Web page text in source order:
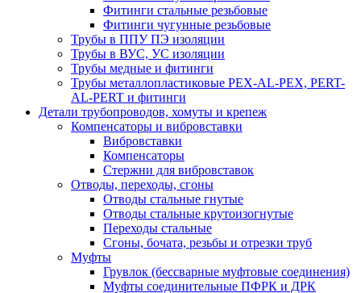
Фитинги стальные резьбовые
Фитинги чугунные резьбовые
Трубы в ППУ ПЭ изоляции
Трубы в ВУС, УС изоляции
Трубы медные и фитинги
Трубы металлопластиковые PEX-AL-PEX, PERT-
AL-PERT и фитинги
Детали трубопроводов, хомуты и крепеж
Компенсаторы и вибровставки
Вибровставки
Компенсаторы
Стержни для вибровставок
Отводы, переходы, сгоны
Отводы стальные гнутые
Отводы стальные крутоизогнутые
Переходы стальные
Сгоны, бочата, резьбы и отрезки труб
Муфты
Грувлок (бессварные муфтовые соединения)
Муфты соединительные ПФРК и ДРК